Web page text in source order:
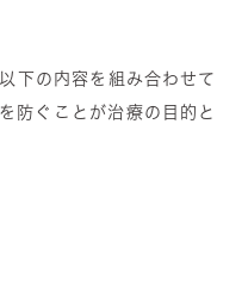
下の内容を組み合わせて
防ぐことが治療の目的と